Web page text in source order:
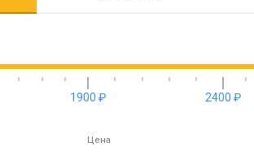
1900 ₽ 2400 ₽
Цена